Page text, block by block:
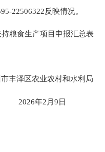
22506322反映情况。
粮食生产项目申报汇总表
农村和水利局
月9日